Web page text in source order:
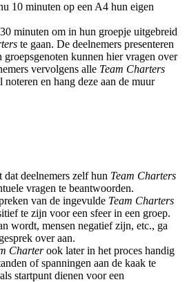
10 minuten op een A4 hun eigen
minuten om in hun groepje uitgebreid
te gaan. De deelnemers presenteren
kunnen hier vragen over
vervolgens alle Team Charters
noteren en hang deze aan de muur
deelnemers zelf hun Team Charters
vragen te beantwoorden.
van de ingevulde Team Charters
te zijn voor een sfeer in een groep.
wordt, mensen negatief zijn, etc., ga
over aan.
Charterook later in het proces handig
of spanningen aan de kaak te
startpunt dienen voor een